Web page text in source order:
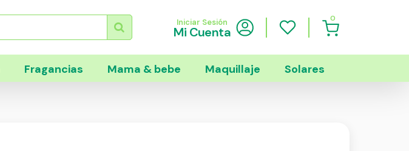
Iniciar Sesión
Mi Cuenta
0
Fragancias Mama & bebe Maquillaje Solares